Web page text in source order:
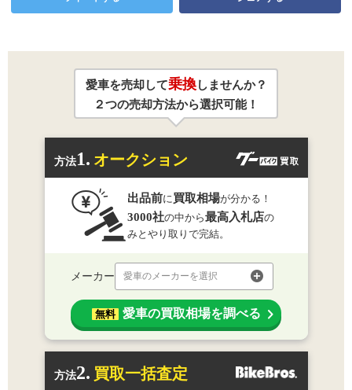
愛車を売却して乗換しませんか？
２つの売却方法から選択可能！
方法1. オークション
出品前に買取相場が分かる！
3000社の中から最高入札店の
みとやり取りで完結。
メーカー 愛車のメーカーを選択
無料 愛車の買取相場を調べる
方法2. 買取一括査定